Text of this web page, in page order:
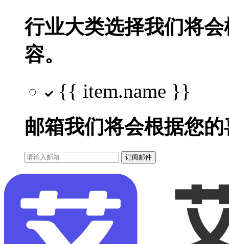
行业大类选择我们将
容。
{{ item.name }}
邮箱我们将会根据您
订阅邮件